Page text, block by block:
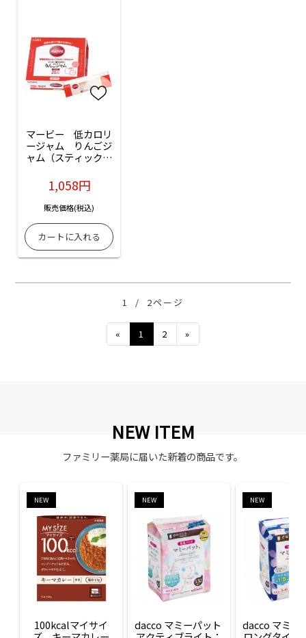
マービー　低カロリ
ージャム　りんごジ
ャム（スティックタ
1,058円
販売価格(税込)
1 / 2ページ
« Previous
1 2 »
NEW ITEM
ファミリー薬局に届いた新着の商品です。
NEW
100kcalマイサイ
NEW
dacco マミーパット
NEW
dacco マミー